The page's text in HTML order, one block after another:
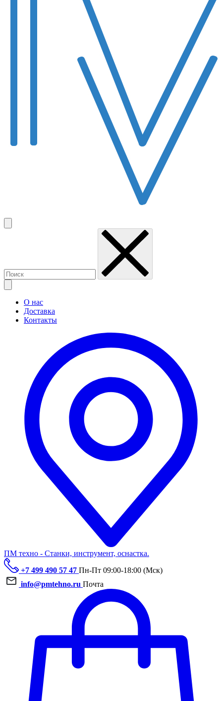
О нас
Доставка
Контакты
ПМ техно - Станки, инструмент, оснастка.
+7 499 490 57 47 Пн-Пт 09:00-18:00 (Мск)
info@pmtehno.ru Почта